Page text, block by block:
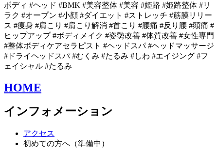
ボディ #ヘッド #BMK #美容整体 #美容 #姫路 #姫路整体 #リ
ラク #オープン #小顔 #ダイエット #ストレッチ #筋膜リリー
ス #痩身 #肩こり #肩こり解消 #首こり #腰痛 #反り腰 #頭痛 #
ヒップアップ #ボディメイク #姿勢改善 #体質改善 #女性専門
#整体ボディケアセラピスト #ヘッドスパ #ヘッドマッサージ
#ドライヘッドスパ #むくみ #たるみ #しわ #エイジング #フ
ェイシャル #たるみ
HOME
インフォメーション
アクセス
初めての方へ（準備中）